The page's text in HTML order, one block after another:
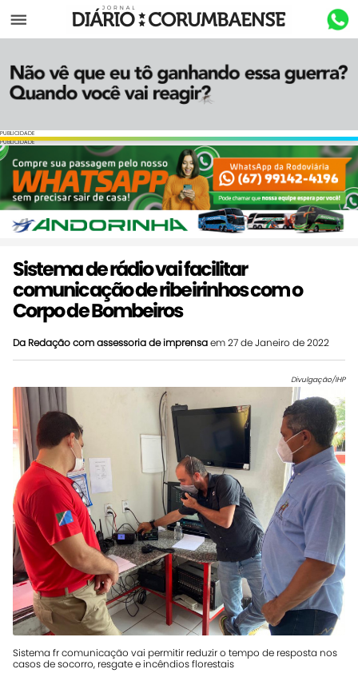
Menu
PUBLICIDADE
PUBLICIDADE
Sistema de rádio vai facilitar
comunicação de ribeirinhos com o
Corpo de Bombeiros
Da Redação com assessoria de imprensaem 27 de Janeiro de 2022
Divulgação/IHP
Sistema fr comunicação vai permitir reduzir o tempo de resposta nos
casos de socorro, resgate e incêndios florestais